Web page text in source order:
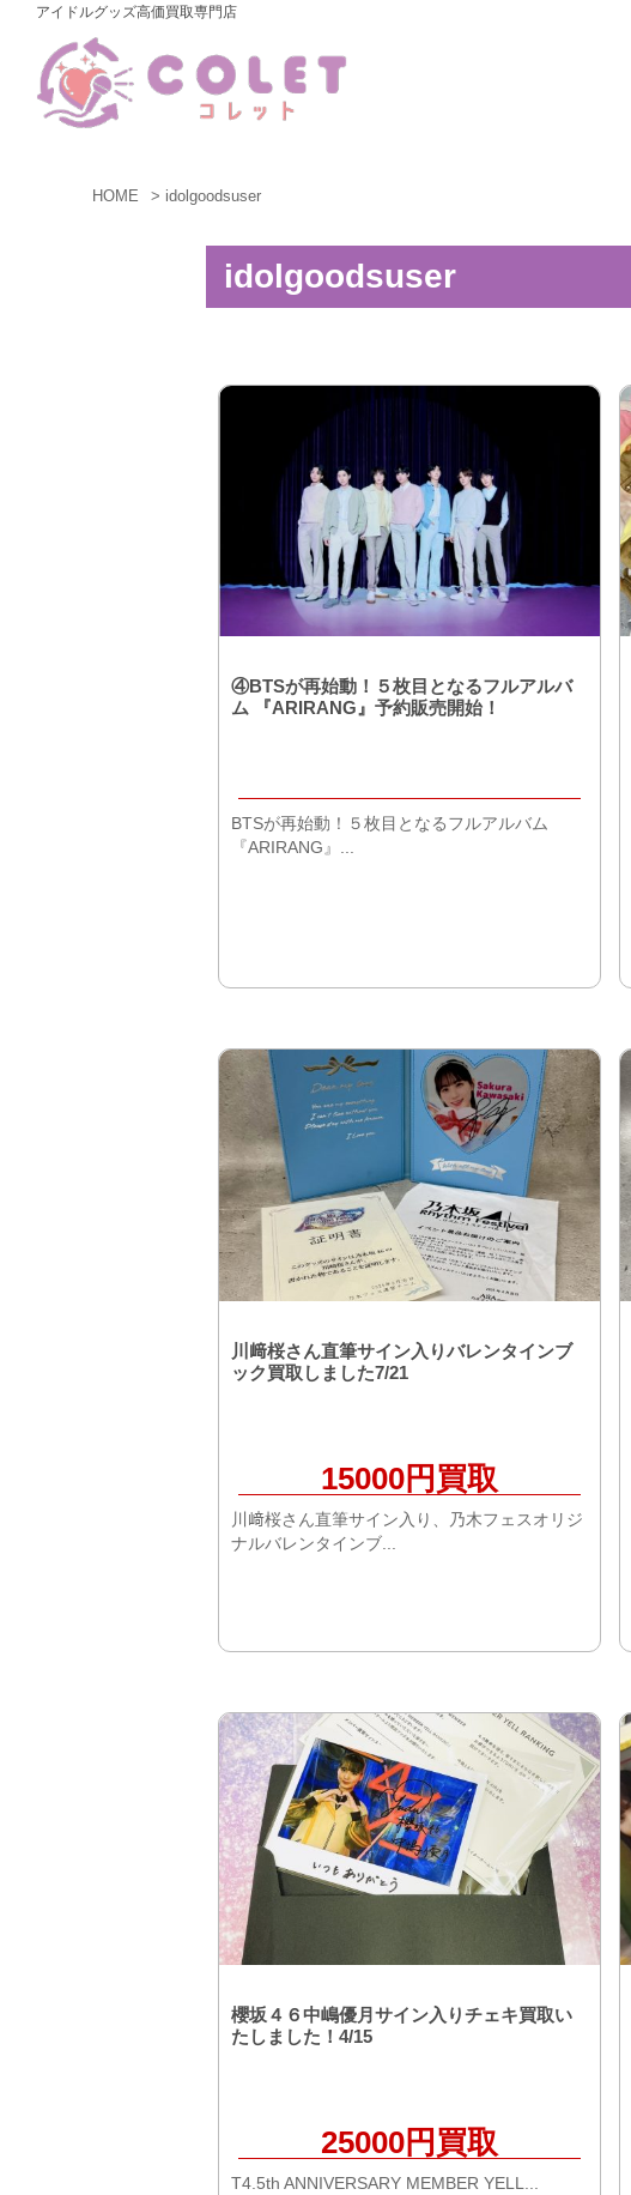
アイドルグッズ高価買取専門店
HOME idolgoodsuser
idolgoodsuser
④BTSが再始動！５枚目となるフルアルバ
ム 『ARIRANG』予約販売開始！
BTSが再始動！５枚目となるフルアルバム
『ARIRANG』...
川﨑桜さん直筆サイン入りバレンタインブ
ック買取しました7/21
15000円買取
川﨑桜さん直筆サイン入り、乃木フェスオリジ
ナルバレンタインブ...
櫻坂４６中嶋優月サイン入りチェキ買取い
たしました！4/15
25000円買取
T4.5th ANNIVERSARY MEMBER YELL...